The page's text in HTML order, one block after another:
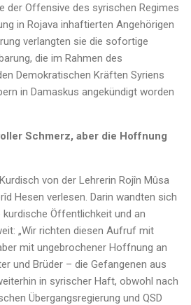
der Offensive des syrischen Regimes
in Rojava inhaftierten Angehörigen
verlangten sie die sofortige
die im Rahmen des
Demokratischen Kräften Syriens
in Damaskus angekündigt worden
Schmerz, aber die Hoffnung
von der Lehrerin Rojîn Mûsa
Hesen verlesen. Darin wandten sich
kurdische Öffentlichkeit und an
„Wir richten diesen Aufruf mit
mit ungebrochener Hoffnung an
und Brüder – die Gefangenen aus
in syrischer Haft, obwohl nach
Übergangsregierung und QSD